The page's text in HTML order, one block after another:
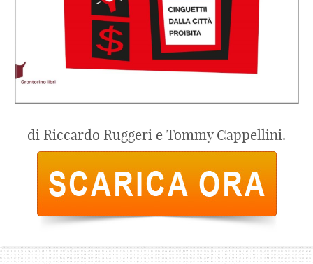
di Riccardo Ruggeri e Tommy Cappellini.